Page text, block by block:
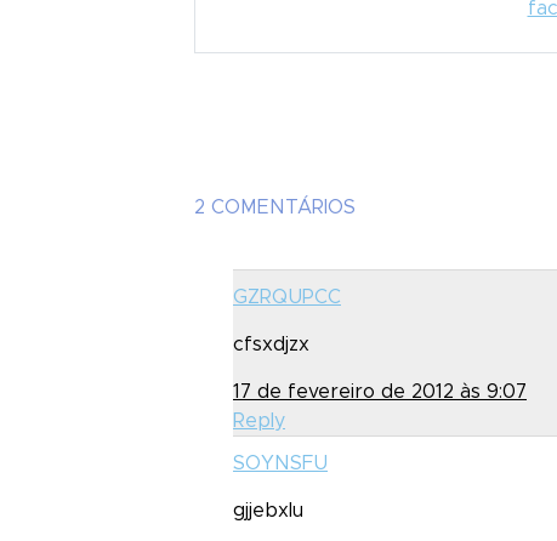
2 COMENTÁRIOS
GZRQUPCC
cfsxdjzx
17 de fevereiro de 2012 às 9:07
Reply
SOYNSFU
gjjebxlu